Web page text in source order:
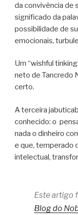
da convivência de
significado da
possibilidade de
emocionais,
Um “wishful
neto de Tancredo
certo.
A terceira
conhecido: o
nada o dinheiro
e que, temperado
intelectual,
Este artigo
Blog do